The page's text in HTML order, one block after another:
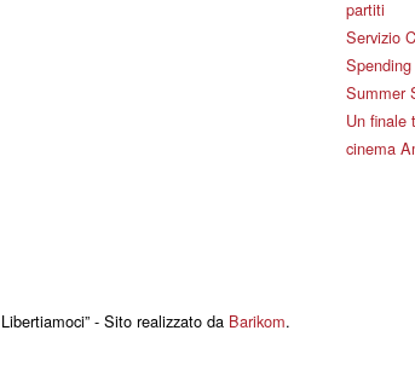
partiti
Servizio
Summer
Un finale
cinema
- Sito realizzato da Barikom.